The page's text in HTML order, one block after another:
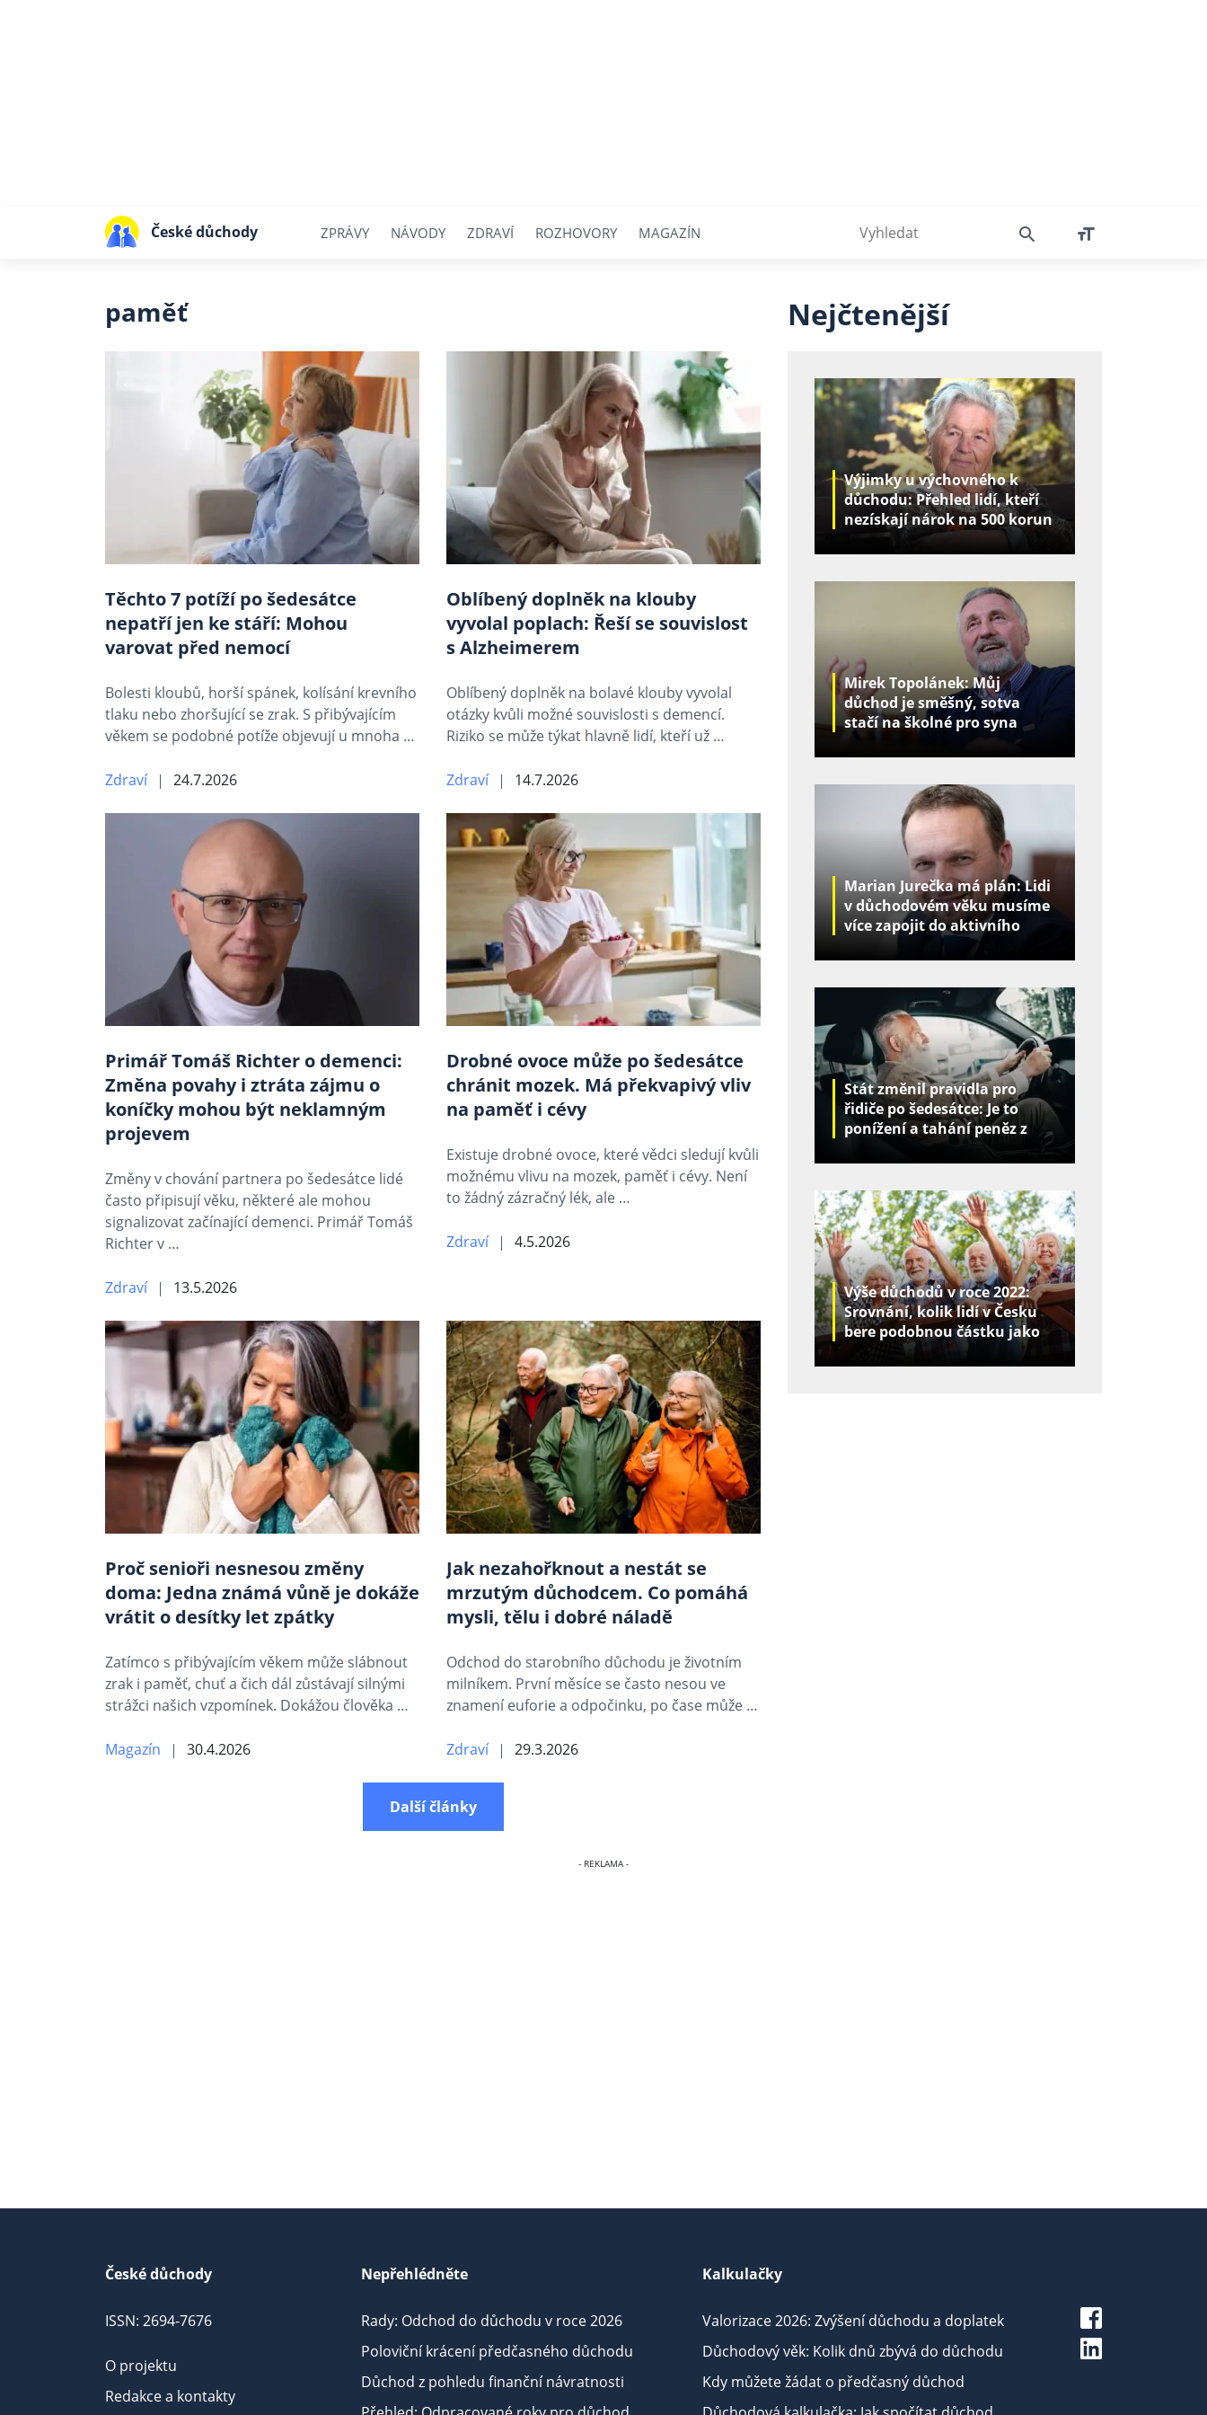
České důchody ZPRÁVY NÁVODY ZDRAVÍ ROZHOVORY MAGAZÍN
paměť
Těchto 7 potíží po šedesátce
nepatří jen ke stáří: Mohou
varovat před nemocí
Bolesti kloubů, horší spánek, kolísání krevního
tlaku nebo zhoršující se zrak. S přibývajícím
věkem se podobné potíže objevují u mnoha …
Zdraví 24.7.2026
Oblíbený doplněk na klouby
vyvolal poplach: Řeší se souvislost
s Alzheimerem
Oblíbený doplněk na bolavé klouby vyvolal
otázky kvůli možné souvislosti s demencí.
Riziko se může týkat hlavně lidí, kteří už …
Zdraví 14.7.2026
Primář Tomáš Richter o demenci:
Změna povahy i ztráta zájmu o
koníčky mohou být neklamným
projevem
Změny v chování partnera po šedesátce lidé
často připisují věku, některé ale mohou
signalizovat začínající demenci. Primář Tomáš
Richter v …
Zdraví 13.5.2026
Drobné ovoce může po šedesátce
chránit mozek. Má překvapivý vliv
na paměť i cévy
Existuje drobné ovoce, které vědci sledují kvůli
možnému vlivu na mozek, paměť i cévy. Není
to žádný zázračný lék, ale …
Zdraví 4.5.2026
Proč senioři nesnesou změny
doma: Jedna známá vůně je dokáže
vrátit o desítky let zpátky
Zatímco s přibývajícím věkem může slábnout
zrak i paměť, chuť a čich dál zůstávají silnými
strážci našich vzpomínek. Dokážou člověka …
Magazín 30.4.2026
Jak nezahořknout a nestát se
mrzutým důchodcem. Co pomáhá
mysli, tělu i dobré náladě
Odchod do starobního důchodu je životním
milníkem. První měsíce se často nesou ve
znamení euforie a odpočinku, po čase může …
Zdraví 29.3.2026
Další články
Nejčtenější
Výjimky u výchovného k
důchodu: Přehled lidí, kteří
nezískají nárok na 500 korun
za děti
Mirek Topolánek: Můj
důchod je směšný, sotva
stačí na školné pro syna
Marian Jurečka má plán: Lidi
v důchodovém věku musíme
více zapojit do aktivního
Stát změnil pravidla pro
řidiče po šedesátce: Je to
ponížení a tahání peněz z
Výše důchodů v roce 2022:
Srovnání, kolik lidí v Česku
bere podobnou částku jako
České důchody
ISSN: 2694-7676
O projektu
Redakce a kontakty
Nepřehlédněte
Rady: Odchod do důchodu v roce 2026
Poloviční krácení předčasného důchodu
Důchod z pohledu finanční návratnosti
Kalkulačky
Valorizace 2026: Zvýšení důchodu a doplatek
Důchodový věk: Kolik dnů zbývá do důchodu
Kdy můžete žádat o předčasný důchod